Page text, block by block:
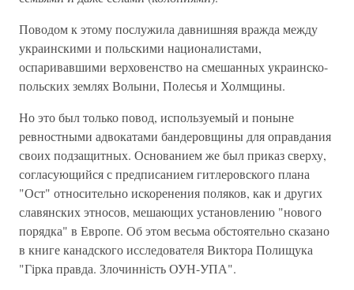
Поводом к этому послужила давнишняя вражда между
украинскими и польскими националистами,
оспаривавшими верховенство на смешанных украинско-
польских землях Волыни, Полесья и Холмщины.
Но это был только повод, используемый и поныне
ревностными адвокатами бандеровщины для оправдания
своих подзащитных. Основанием же был приказ сверху,
согласующийся с предписанием гитлеровского плана
"Ост" относительно искоренения поляков, как и других
славянских этносов, мешающих установлению "нового
порядка" в Европе. Об этом весьма обстоятельно сказано
в книге канадского исследователя Виктора Полищука
"Гірка правда. Злочинність ОУН-УПА".